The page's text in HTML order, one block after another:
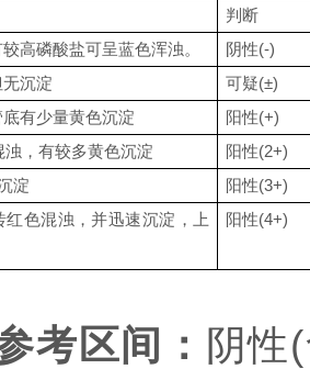
判断
高磷酸盐可呈蓝色浑浊。
阴性(-)
沉淀
可疑(±)
有少量黄色沉淀
阳性(+)
浊，有较多黄色沉淀 阳性(2+)
淀 阳性(3+)
色混浊，并迅速沉淀，上
阳性(4+)
考区间： 阴性